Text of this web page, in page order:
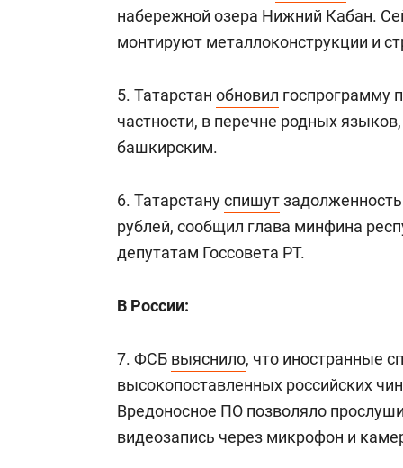
набережной озера Нижний Кабан.
монтируют металлоконструкции и
5. Татарстан обновил госпрограмму
частности, в перечне родных
башкирским.
6. Татарстануспишут
рублей, сообщил глава минфина
депутатам Госсовета РТ.
В России:
7. ФСБ выяснило, что иностранные
высокопоставленных российских
Вредоносное ПО позволяло
видеозапись через микрофон и